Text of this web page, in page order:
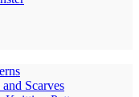
Scarves